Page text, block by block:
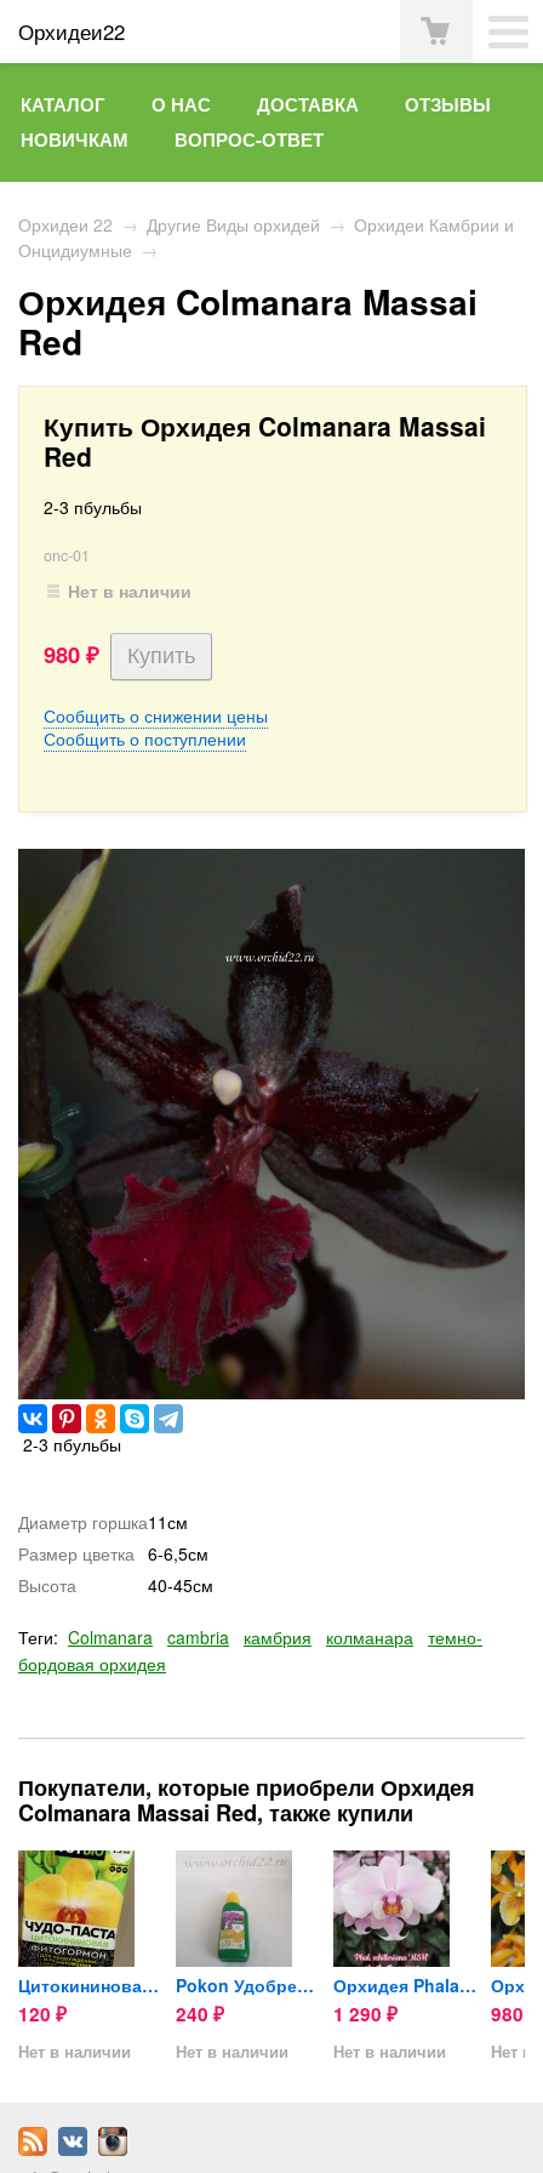
Орхидеи22
КАТАЛОГ О НАС ДОСТАВКА
ОТЗЫВЫ
НОВИЧКАМ
ВОПРОС-ОТВЕТ
Орхидеи 22 → Другие Виды орхидей → Орхидеи Камбрии и
Онцидиумные →
Орхидея Colmanara Massai
Red
Купить Орхидея Colmanara Massai
Red
2-3 пбульбы
onc-01
Нет в наличии
980 ₽
Сообщить о снижении цены
Сообщить о поступлении
2-3 пбульбы
Диаметр горшка11см
Размер цветка 6-6,5см
Высота
40-45см
Теги: Colmanara cambria камбрия колманара темно-
бордовая орхидея
Покупатели, которые приобрели Орхидея
Colmanara Massai Red, также купили
Цитокининовая паста TUTBIO...
120 ₽
Нет в наличии
Pokon Удобрение для...
240 ₽
Нет в наличии
Орхидея Phalaenopsis...
1 290 ₽
Нет в наличии
980
Нет в